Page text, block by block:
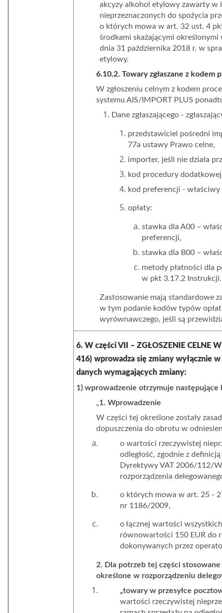
akcyzy alkohol etylowy zawarty
nieprzeznaczonych do spożycia
o których mowa w art. 32 ust. 4
środkami skażającymi
dnia 31 października 2018 r. w
etylowy.
6.10.2. Towary zgłaszane z
W zgłoszeniu celnym z kodem
systemu AIS/IMPORT PLUS
Dane zgłaszającego -
przedstawiciel pośredni
77a ustawy Prawo celne,
importer, jeśli nie działa
kod procedury
kod preferencji -
opłaty:
stawka dla A00 –
preferencji,
stawka dla B00 –
metody płatności dla
w pkt 3.17.2 Instrukcji.
Zastosowanie mają standardowe
w tym podanie kodów typów
wyrównawczego, jeśli są
6. W części VII – ZGŁOSZENIE CELNE
416) wprowadza się zmiany wyłącznie
danych wymagających zmiany:
1) wprowadzenie otrzymuje następujące
„1. Wprowadzenie
W części tej określone zostały
dopuszczenia do obrotu w
o wartości rzeczywistej
odległość, zgodnie z
Dyrektywy VAT 2006/112/
rozporządzenia
o których mowa w art. 25 -
nr 1186/2009,
o łącznej wartości
równowartości 150 EUR do
dokonywanych przez
2. Dla potrzeb tej części
określone w rozporządzeniu
„towary w przesyłce
wartości rzeczywistej